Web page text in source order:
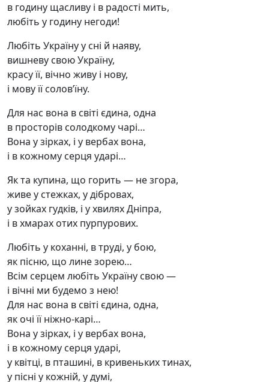
в годину щасливу і в радості мить,
любіть у годину негоди!
Любіть Україну у сні й наяву,
вишневу свою Україну,
красу її, вічно живу і нову,
і мову її солов’їну.
Для нас вона в світі єдина, одна
в просторів солодкому чарі…
Вона у зірках, і у вербах вона,
і в кожному серця ударі…
Як та купина, що горить — не згора,
живе у стежках, у дібровах,
у зойках гудків, і у хвилях Дніпра,
і в хмарах отих пурпурових.
Любіть у коханні, в труді, у бою,
як пісню, що лине зорею…
Всім серцем любіть Україну свою —
і вічні ми будемо з нею!
Для нас вона в світі єдина, одна,
як очі її ніжно-карі…
Вона у зірках, і у вербах вона,
і в кожному серця ударі,
у квітці, в пташині, в кривеньких тинах,
у пісні у кожній, у думі,